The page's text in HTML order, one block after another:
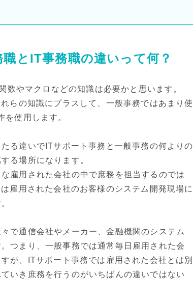
とIT事務職の違いって何？
数やマクロなどの知識は必要かと思います。
らの知識にプラスして、一般事務ではあまり使
を使用します。
る違いでITサポート事務と一般事務の何よりの
る場所になります。
雇用された会社の中で庶務を担当するのでは
雇用された会社のお客様のシステム開発現場に
で通信会社やメーカー、金融機関のシステム
つまり、一般事務では通常毎日雇用された会
が、ITサポート事務では雇用された会社とは別
いき庶務を行うのがいちばんの違いではない